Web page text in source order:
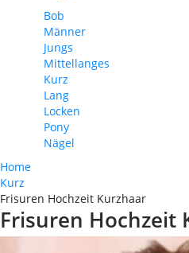
Bob
Männer
Jungs
Mittellanges
Kurz
Lang
Locken
Pony
Nägel
Home
Kurz
Frisuren Hochzeit Kurzhaar
Frisuren Hochzeit